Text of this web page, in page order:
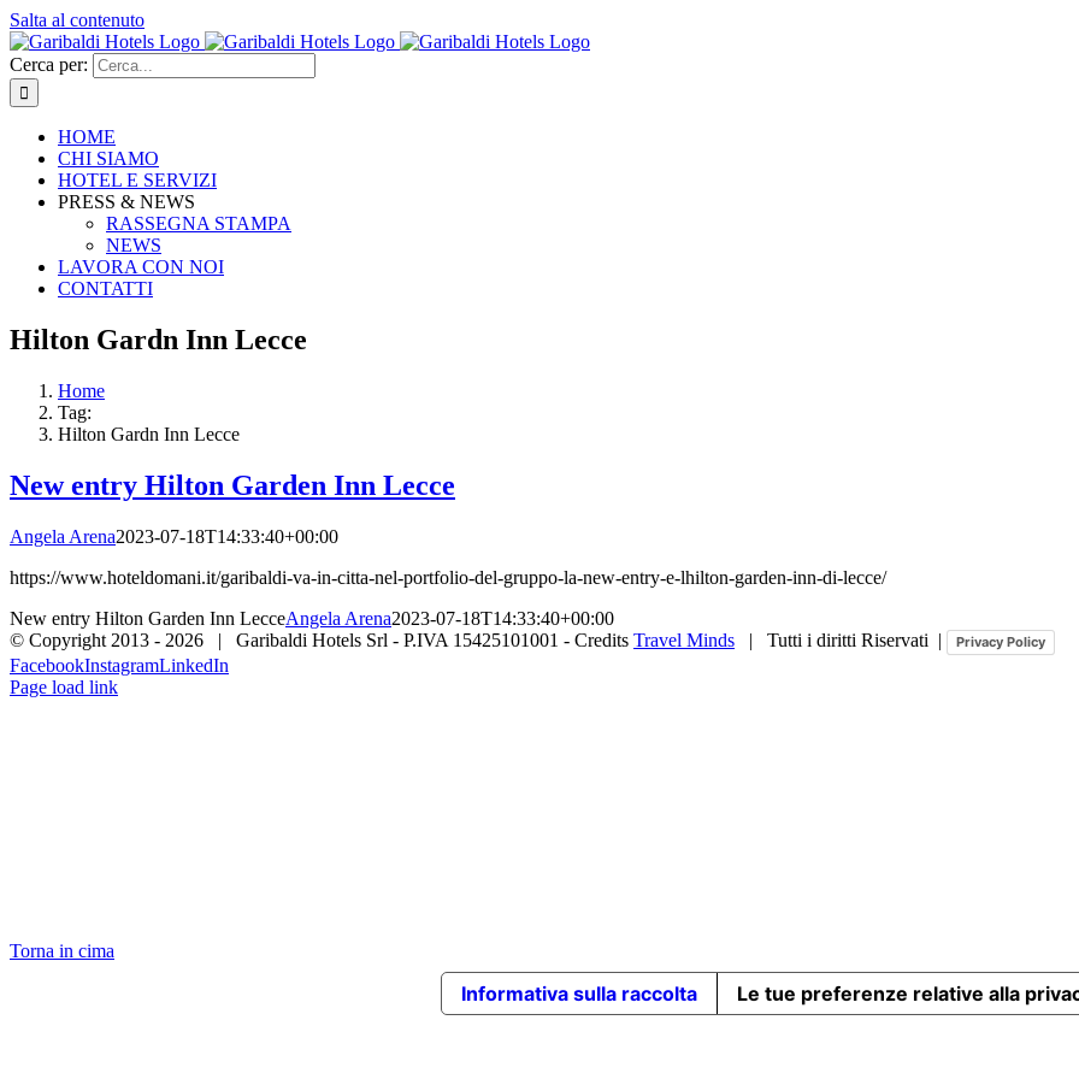
Salta al contenuto
Cerca per:
HOME
CHI SIAMO
HOTEL E SERVIZI
PRESS & NEWS
RASSEGNA STAMPA
NEWS
LAVORA CON NOI
CONTATTI
Hilton Gardn Inn Lecce
Home
Tag:
Hilton Gardn Inn Lecce
New entry Hilton Garden Inn Lecce
Angela Arena2023-07-18T14:33:40+00:00
https://www.hoteldomani.it/garibaldi-va-in-citta-nel-portfolio-del-gruppo-la-new-entry-e-lhilton-garden-inn-di-lecce/
New entry Hilton Garden Inn LecceAngela Arena2023-07-18T14:33:40+00:00
© Copyright 2013 - 2026 | Garibaldi Hotels Srl - P.IVA 15425101001 - Credits Travel Minds | Tutti i diritti Riservati | Privacy Policy
FacebookInstagramLinkedIn
Page load link
Torna in cima
Informativa sulla raccolta Le tue preferenze relative alla